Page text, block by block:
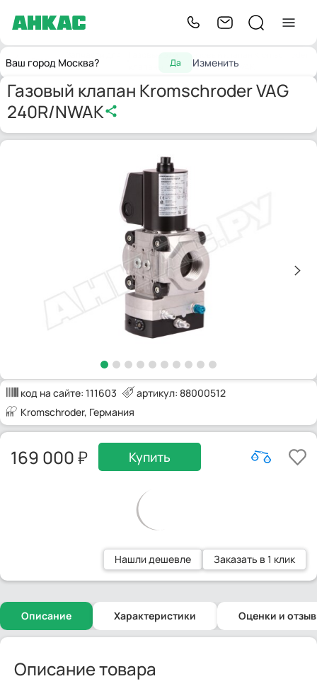
Ваш город Москва? Да Изменить
Главнаягорелок
VAG 240R/NWAK
Газовый клапан Kromschroder VAG
240R/NWAK
код на сайте: 111603
артикул: 88000512
Kromschroder, Германия
169 000 Купить
Нашли дешевле Заказать в 1 клик
Описание Характеристики Оценки и
Описание товара